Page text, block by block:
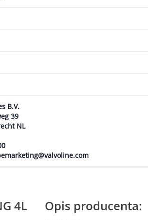
B.V.
39
NL
4L
Opis producenta: